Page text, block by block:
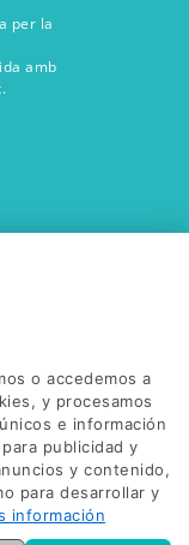
per la
amb
38 o accedemos a
y procesamos
e información
publicidad y
y contenido,
para desarrollar y
información